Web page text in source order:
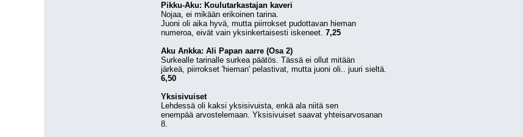
Pikku-Aku: Koulutarkastajan kaveri
Nojaa, ei mikään erikoinen tarina.
Juoni oli aika hyvä, mutta piirrokset pudottavan hieman
numeroa, eivät vain yksinkertaisesti iskeneet. 7,25
Aku Ankka: Ali Papan aarre (Osa 2)
Surkealle tarinalle surkea päätös. Tässä ei ollut mitään
järkeä, piirrokset 'hieman' pelastivat, mutta juoni oli.. juuri sieltä.
6,50
Yksisivuiset
Lehdessä oli kaksi yksisivuista, enkä ala niitä sen
enempää arvostelemaan. Yksisivuiset saavat yhteisarvosanan
8.